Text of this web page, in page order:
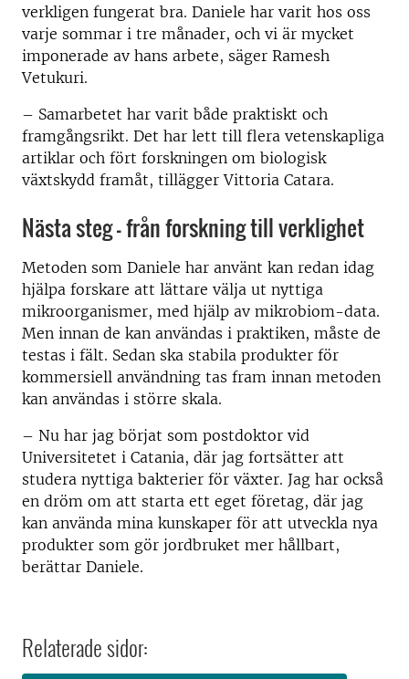
verkligen fungerat bra. Daniele har varit hos oss
varje sommar i tre månader, och vi är mycket
imponerade av hans arbete, säger Ramesh
Vetukuri.
– Samarbetet har varit både praktiskt och
framgångsrikt. Det har lett till flera vetenskapliga
artiklar och fört forskningen om biologisk
växtskydd framåt, tillägger Vittoria Catara.
Nästa steg – från forskning till verklighet
Metoden som Daniele har använt kan redan idag
hjälpa forskare att lättare välja ut nyttiga
mikroorganismer, med hjälp av mikrobiom-data.
Men innan de kan användas i praktiken, måste de
testas i fält. Sedan ska stabila produkter för
kommersiell användning tas fram innan metoden
kan användas i större skala.
– Nu har jag börjat som postdoktor vid
Universitetet i Catania, där jag fortsätter att
studera nyttiga bakterier för växter. Jag har också
en dröm om att starta ett eget företag, där jag
kan använda mina kunskaper för att utveckla nya
produkter som gör jordbruket mer hållbart,
berättar Daniele.
Relaterade sidor: